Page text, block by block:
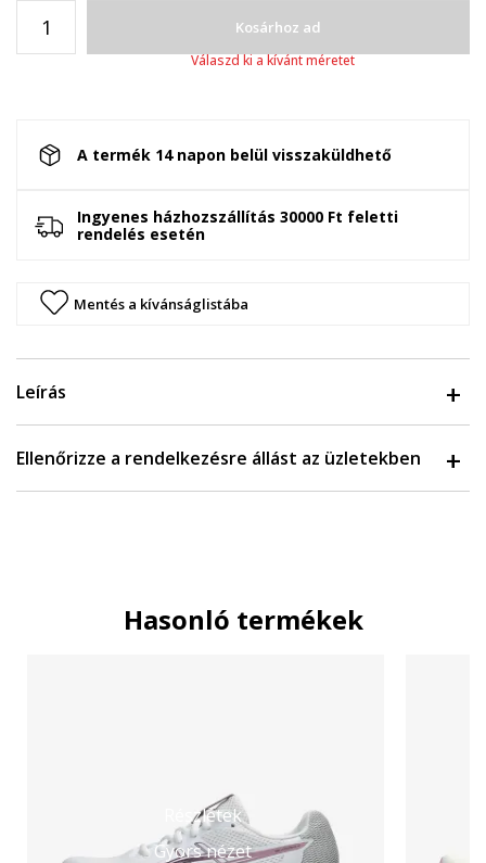
Kosárhoz ad
Válaszd ki a kívánt méretet
A termék 14 napon belül visszaküldhető
Ingyenes házhozszállítás 30000 Ft feletti
rendelés esetén
Mentés a kívánságlistába
Leírás
Ellenőrizze a rendelkezésre állást az üzletekben
Hasonló termékek
Részletek
Gyors nézet